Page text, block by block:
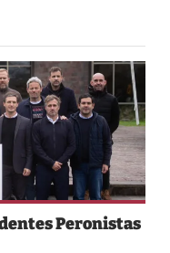
Peronistas